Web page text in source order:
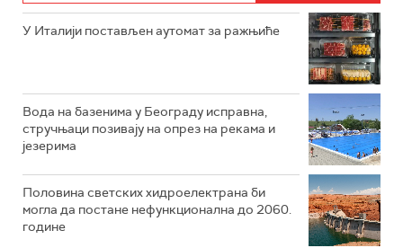
У Италији постављен аутомат за ражњиће
Вода на базенима у Београду исправна,
стручњаци позивају на опрез на рекама и
језерима
Половина светских хидроелектрана би
могла да постане нефункционална до 2060.
године